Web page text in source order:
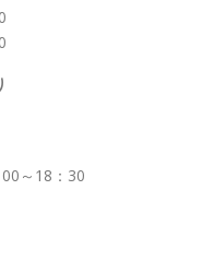
～18：30